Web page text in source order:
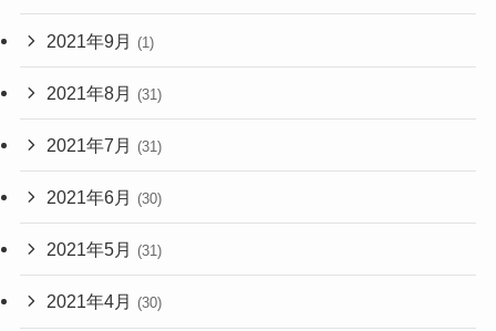
2021年9月 (1)
2021年8月 (31)
2021年7月 (31)
2021年6月 (30)
2021年5月 (31)
2021年4月 (30)